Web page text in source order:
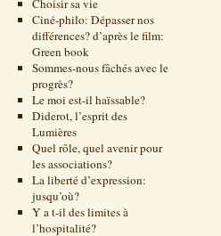
Choisir sa vie
Ciné-philo: Dépasser nos
différences? d’après le film:
Green book
Sommes-nous fâchés avec le
progrès?
Le moi est-il haïssable?
Diderot, l’esprit des
Lumières
Quel rôle, quel avenir pour
les associations?
La liberté d’expression:
jusqu’où?
Y a t-il des limites à
l’hospitalité?